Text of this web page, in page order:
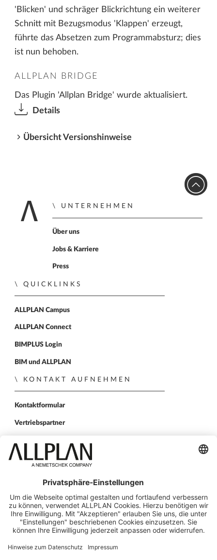
'Blicken' und schräger Blickrichtung ein weiterer
Schnitt mit Bezugsmodus 'Klappen' erzeugt,
führte das Absetzen zum Programmabsturz; dies
ist nun behoben.
ALLPLAN BRIDGE
Das Plugin 'Allplan Bridge' wurde aktualisiert.
Details
Übersicht Versionshinweise
Zur Startseite
UNTERNEHMEN
Über uns
Jobs & Karriere
Press
QUICKLINKS
ALLPLAN Campus
ALLPLAN Connect
BIMPLUS Login
BIM und ALLPLAN
KONTAKT AUFNEHMEN
Kontaktformular
Vertriebspartner
ALLPLAN auf LinkedIn
ALLPLAN auf Facebook
ALLPLAN auf YouTube
ALLPLAN auf Twitter
ALLPLAN auf
© ALLPLAN Schweiz AG
ALLPLAN ist Teil der Nemetschek Group